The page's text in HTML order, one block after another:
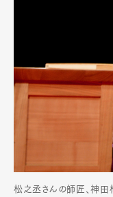
松之丞さんの師匠、神田